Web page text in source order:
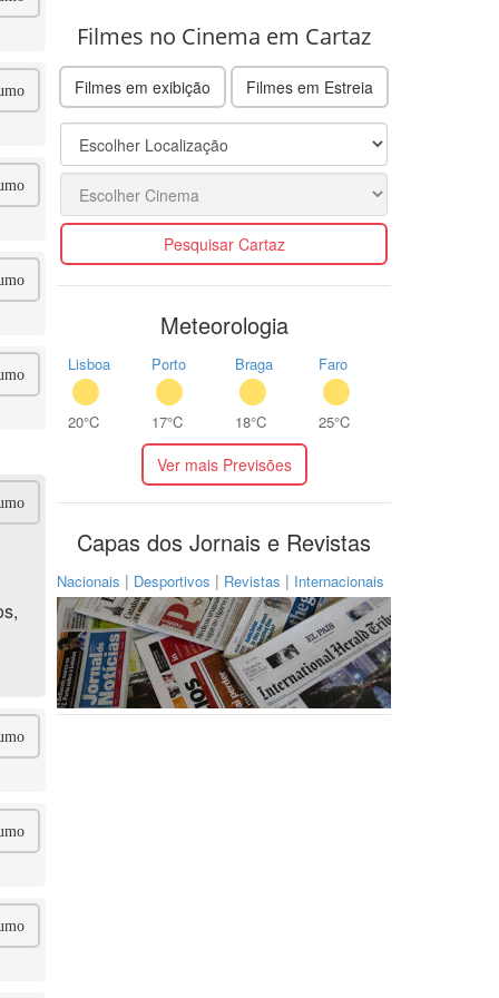
Filmes no Cinema em Cartaz
Filmes em exibição Filmes em Estreia
Pesquisar Cartaz
Meteorologia
Lisboa
20°C
Porto
17°C
Braga
18°C
Faro
25°C
Ver mais Previsões
Capas dos Jornais e Revistas
Nacionais | Desportivos | Revistas | Internacionais